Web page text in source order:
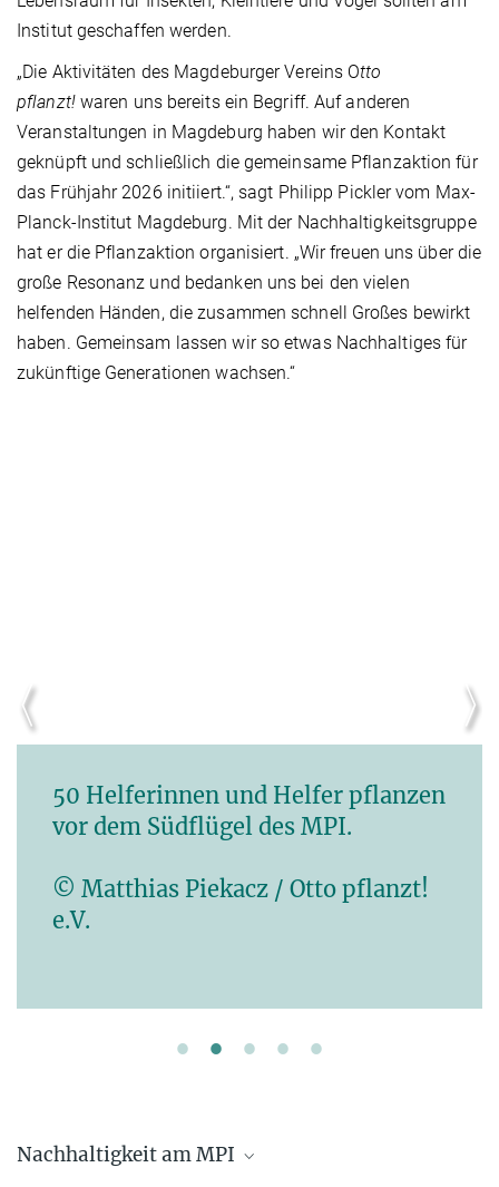
Institut geschaffen werden.
„Die Aktivitäten des Magdeburger Vereins Otto
pflanzt!waren uns bereits ein Begriff. Auf anderen
Veranstaltungen in Magdeburg haben wir den Kontakt
geknüpft und schließlich die gemeinsame Pflanzaktion für
das Frühjahr 2026 initiiert.“, sagt Philipp Pickler vom Max-
Planck-Institut Magdeburg. Mit der Nachhaltigkeitsgruppe
hat er die Pflanzaktion organisiert. „Wir freuen uns über die
große Resonanz und bedanken uns bei den vielen
helfenden Händen, die zusammen schnell Großes bewirkt
haben. Gemeinsam lassen wir so etwas Nachhaltiges für
zukünftige Generationen wachsen.“
50 Helferinnen und Helfer pflanzen
vor dem Südflügel des MPI.
© Matthias Piekacz / Otto pflanzt!
e.V.
Nachhaltigkeit am MPI